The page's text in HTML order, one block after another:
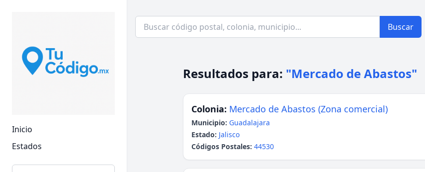
Inicio
Estados
Buscar
Resultados para: "Mercado de Abastos"
Colonia: Mercado de Abastos (Zona comercial)
Municipio: Guadalajara
Estado: Jalisco
Códigos Postales: 44530